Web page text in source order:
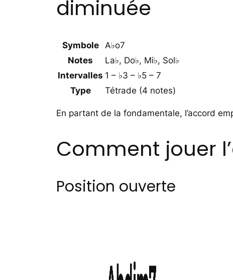
diminuée
Symbole
A♭o7
Notes
La♭, Do♭, Mi♭, Sol♭
Intervalles 1 – ♭3 – ♭5 – 7
Type
Tétrade (4 notes)
En partant de la fondamentale, l’accord
Comment jouer
Position ouverte